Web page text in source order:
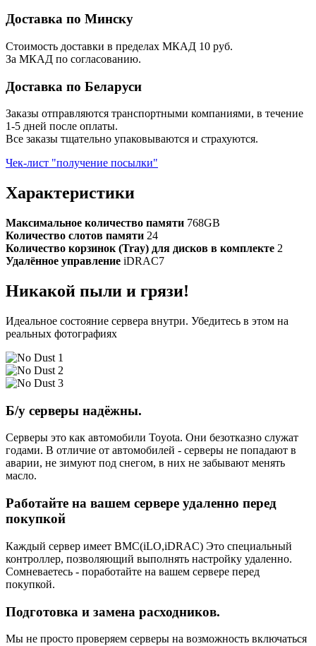
Доставка по Минску
Стоимость доставки в пределах МКАД 10 руб.
За МКАД по согласованию.
Доставка по Беларуси
Заказы отправляются транспортными компаниями, в течение
1-5 дней после оплаты.
Все заказы тщательно упаковываются и страхуются.
Чек-лист "получение посылки"
Характеристики
Максимальное количество памяти 768GB
Количество слотов памяти 24
Количество корзинок (Tray) для дисков в комплекте 2
Удалённое управление iDRAC7
Никакой пыли и грязи!
Идеальное состояние сервера внутри. Убедитесь в этом на
реальных фотографиях
Б/у серверы надёжны.
Серверы это как автомобили Toyota. Они безотказно служат
годами. В отличие от автомобилей - серверы не попадают в
аварии, не зимуют под снегом, в них не забывают менять
масло.
Работайте на вашем сервере удаленно перед
покупкой
Каждый сервер имеет BMC(iLO,iDRAC) Это специальный
контроллер, позволяющий выполнять настройку удаленно.
Сомневаетесь - поработайте на вашем сервере перед
покупкой.
Подготовка и замена расходников.
Мы не просто проверяем серверы на возможность включаться